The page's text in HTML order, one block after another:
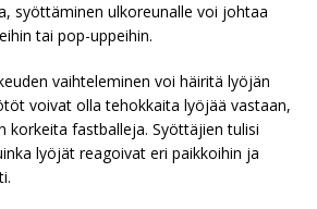
syöttäminen ulkoreunalle voi johtaa
tai pop-uppeihin.
vaihteleminen voi häiritä lyöjän
voivat olla tehokkaita lyöjää vastaan,
korkeita fastballeja. Syöttäjien tulisi
lyöjät reagoivat eri paikkoihin ja